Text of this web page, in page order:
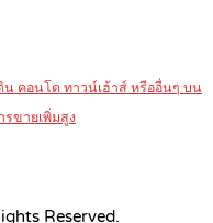
คอนโด ทาวน์เฮ้าส์ หรืออื่นๆ บน
รขายเพิ่มสูง
Reserved.